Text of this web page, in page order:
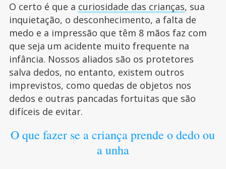
O certo é que a curiosidade das crianças, sua
inquietação, o desconhecimento, a falta de
medo e a impressão que têm 8 mãos faz com
que seja um acidente muito frequente na
infância. Nossos aliados são os protetores
salva dedos, no entanto, existem outros
imprevistos, como quedas de objetos nos
dedos e outras pancadas fortuitas que são
difíceis de evitar.
O que fazer se a criança prende o dedo ou
a unha